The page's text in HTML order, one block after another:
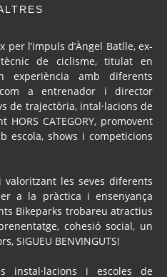
per l’impuls d’Àngel Batlle, ex-
de ciclisme, titulat en
amb diferents
a entrenador i director
de trajectòria, intal·lacions de
CATEGORY, promovent
escola, shows i competicions
les seves diferents
a la pràctica i ensenyança
Bikeparks trobareu atractius
cohesió social, un
SIGUEU BENVINGUTS!
instal·lacions i escoles de